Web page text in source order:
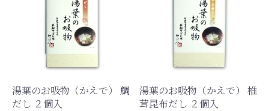
湯葉のお吸物（かえで） 鯛
だし ２個入
湯葉のお吸物（かえで） 椎
茸昆布だし ２個入